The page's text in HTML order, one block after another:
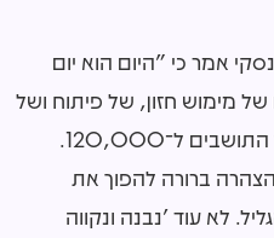
אמר כי "היום הוא יום
של מימוש חזון, של פיתוח ושל
ציון דרך שיוביל להכפלת מספר התושבים ל־120,000.
ברורה להפוך את
לא עוד 'נבנה ונקווה